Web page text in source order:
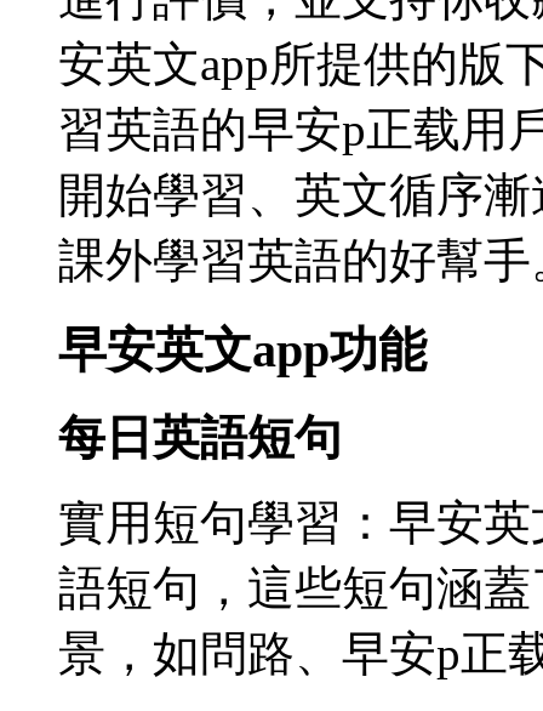
安英文app所提供的版
習英語的早安p正载用
開始學習、英文循序
課外學習英語的好幫手
早安英文app功能
每日英語短句
實用短句學習：早安
語短句，這些短句涵
景，如問路、早安p正